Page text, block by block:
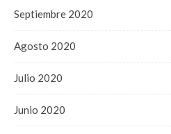
Septiembre 2020
Agosto 2020
Julio 2020
Junio 2020